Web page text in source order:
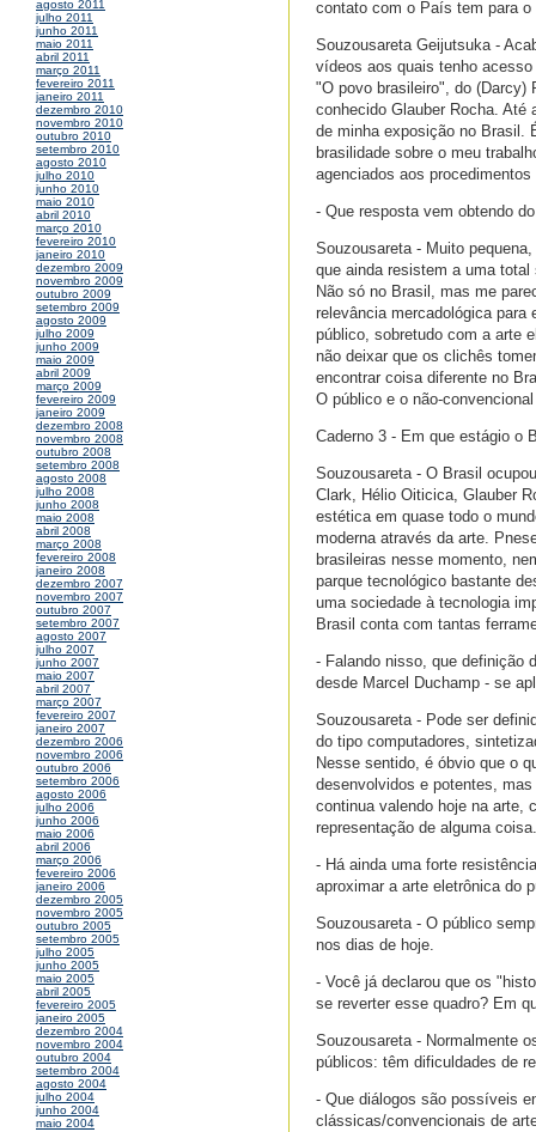
agosto 2011
julho 2011
junho 2011
maio 2011
abril 2011
março 2011
fevereiro 2011
janeiro 2011
dezembro 2010
novembro 2010
outubro 2010
setembro 2010
agosto 2010
julho 2010
junho 2010
maio 2010
abril 2010
março 2010
fevereiro 2010
janeiro 2010
dezembro 2009
novembro 2009
outubro 2009
setembro 2009
agosto 2009
julho 2009
junho 2009
maio 2009
abril 2009
março 2009
fevereiro 2009
janeiro 2009
dezembro 2008
novembro 2008
outubro 2008
setembro 2008
agosto 2008
julho 2008
junho 2008
maio 2008
abril 2008
março 2008
fevereiro 2008
janeiro 2008
dezembro 2007
novembro 2007
outubro 2007
setembro 2007
agosto 2007
julho 2007
junho 2007
maio 2007
abril 2007
março 2007
fevereiro 2007
janeiro 2007
dezembro 2006
novembro 2006
outubro 2006
setembro 2006
agosto 2006
julho 2006
junho 2006
maio 2006
abril 2006
março 2006
fevereiro 2006
janeiro 2006
dezembro 2005
novembro 2005
outubro 2005
setembro 2005
julho 2005
junho 2005
maio 2005
abril 2005
fevereiro 2005
janeiro 2005
dezembro 2004
novembro 2004
outubro 2004
setembro 2004
agosto 2004
julho 2004
junho 2004
maio 2004
contato com o País tem para o
Souzousareta Geijutsuka -
vídeos aos quais tenho
"O povo brasileiro", do (Darcy)
conhecido Glauber Rocha. Até
de minha exposição no Brasil.
brasilidade sobre o meu
agenciados aos
- Que resposta vem obtendo
Souzousareta - Muito
que ainda resistem a uma
Não só no Brasil, mas me
relevância mercadológica
público, sobretudo com a arte
não deixar que os clichês
encontrar coisa diferente no
O público e o não-convencional
Caderno 3 - Em que estágio o
Souzousareta - O Brasil
Clark, Hélio Oiticica, Glauber
estética em quase todo o
moderna através da arte.
brasileiras nesse momento,
parque tecnológico bastante
uma sociedade à tecnologia
Brasil conta com tantas
- Falando nisso, que definição
desde Marcel Duchamp - se
Souzousareta - Pode ser
do tipo computadores,
Nesse sentido, é óbvio que o
desenvolvidos e potentes,
continua valendo hoje na arte,
representação de alguma coisa.
- Há ainda uma forte
aproximar a arte eletrônica do
Souzousareta - O público
nos dias de hoje.
- Você já declarou que os
se reverter esse quadro? Em
Souzousareta - Normalmente
públicos: têm dificuldades de
- Que diálogos são possíveis
clássicas/convencionais de